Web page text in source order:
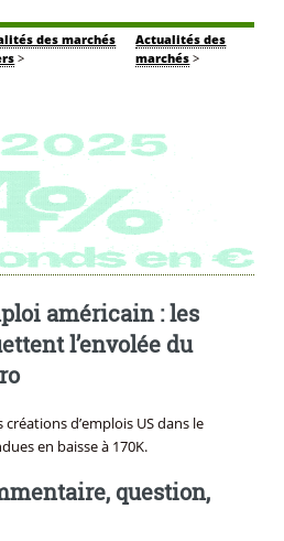
des marchés
>
Actualités des
marchés >
américain : les
l’envolée du
d’emplois US dans le
en baisse à 170K.
question,